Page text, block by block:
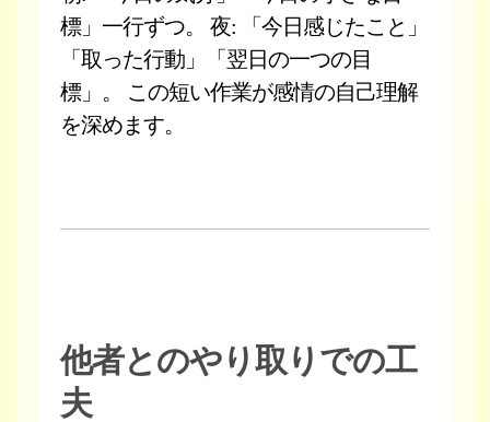
標」一行ずつ。 夜: 「今日感じたこと」
「取った行動」「翌日の一つの目
標」。 この短い作業が感情の自己理解
を深めます。
他者とのやり取りでの工
夫